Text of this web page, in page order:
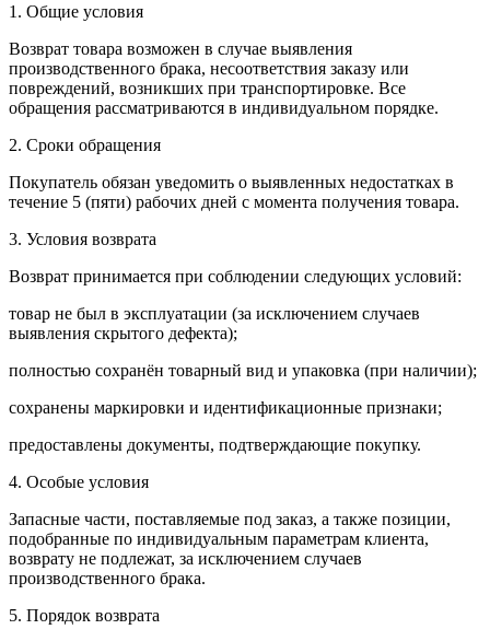
1. Общие условия
Возврат товара возможен в случае выявления
производственного брака, несоответствия заказу или
повреждений, возникших при транспортировке. Все
обращения рассматриваются в индивидуальном порядке.
2. Сроки обращения
Покупатель обязан уведомить о выявленных недостатках в
течение 5 (пяти) рабочих дней с момента получения товара.
3. Условия возврата
Возврат принимается при соблюдении следующих условий:
товар не был в эксплуатации (за исключением случаев
выявления скрытого дефекта);
полностью сохранён товарный вид и упаковка (при наличии);
сохранены маркировки и идентификационные признаки;
предоставлены документы, подтверждающие покупку.
4. Особые условия
Запасные части, поставляемые под заказ, а также позиции,
подобранные по индивидуальным параметрам клиента,
возврату не подлежат, за исключением случаев
производственного брака.
5. Порядок возврата